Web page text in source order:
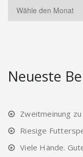
Neueste
Zweitmeinung
Riesige
Viele Hände.